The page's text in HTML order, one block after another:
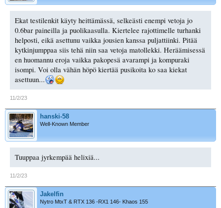
Ekat testilenkit käyty heittämässä, selkeästi enempi vetoja jo
0.6bar paineilla ja puolikaasulla. Kiertelee rajottimelle turhanki
helposti, eikä asettunu vaikka jousien kanssa puljattiinki. Pitää
kytkinjumppaa siis tehä niin saa vetoja matollekki. Heräämisessä
en huomannu eroja vaikka pakopesä avarampi ja kompuraki
isompi. Voi olla vähän höpö kiertää pusikoita ko saa kiekat
asettuun...
11/2/23
hanski-58
Well-Known Member
Tuuppaa jyrkempää helixiä...
11/2/23
Jakelfin
Nytro MtxT & RTX 136 -RX1 146- Khaos 155